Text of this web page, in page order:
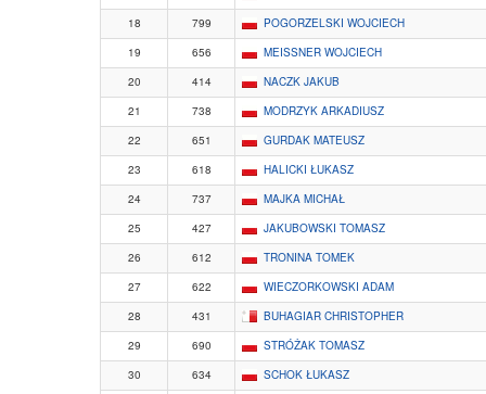
18
799
POGORZELSKI WOJCIECH
19
656
MEISSNER WOJCIECH
20
414
NACZK JAKUB
21
738
MODRZYK ARKADIUSZ
22
651
GURDAK MATEUSZ
23
618
HALICKI ŁUKASZ
24
737
MAJKA MICHAŁ
25
427
JAKUBOWSKI TOMASZ
26
612
TRONINA TOMEK
27
622
WIECZORKOWSKI ADAM
28
431
BUHAGIAR CHRISTOPHER
29
690
STRÓŻAK TOMASZ
30
634 SCHOK ŁUKASZ